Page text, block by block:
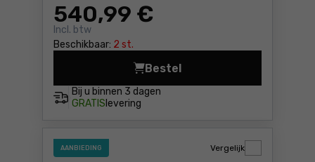
540,99 €
Incl. btw
Beschikbaar: 2 st.
Bij u binnen 3 dagen
GRATIS levering
Bestel
Menger/mixer Bosch GRW
AANBIEDING Vergelijk